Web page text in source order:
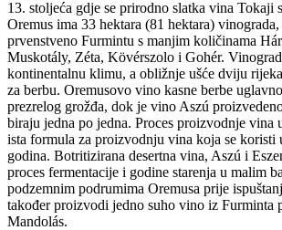
13. stoljeća gdje se prirodno slatka vina Tokaji
Oremus ima 33 hektara (81 hektara) vinograda,
prvenstveno Furmintu s manjim količinama
Muskotály, Zéta, Kövérszolo i Gohér.
kontinentalnu klimu, a obližnje ušće dviju
za berbu. Oremusovo vino kasne berbe
prezrelog grožđa, dok je vino Aszú
biraju jedna po jedna. Proces proizvodnje vina
ista formula za proizvodnju vina koja se koristi
godina. Botritizirana desertna vina, Aszú i
proces fermentacije i godine starenja u malim
podzemnim podrumima Oremusa prije
također proizvodi jedno suho vino iz Furminta
Mandolás.